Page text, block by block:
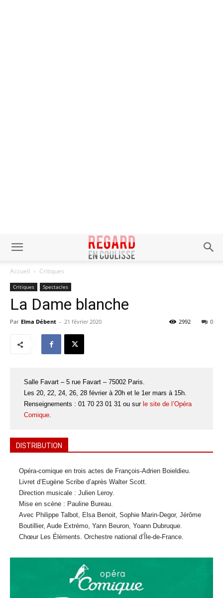
Accueil Critiques
Critiques Spectacles
La Dame blanche
Par Elma Débent - 21 février 2020 0
2992
Salle Favart – 5 rue Favart – 75002 Paris.
Les 20, 22, 24, 26, 28 février à 20h et le 1er mars à 15h.
Renseignements : 01 70 23 01 31 ou sur le site de l’Opéra
Comique.
DISTRIBUTION
Opéra-comique en trois actes de François-Adrien Boieldieu.
Livret d’Eugène Scribe d’après Walter Scott.
Direction musicale : Julien Leroy.
Mise en scène : Pauline Bureau.
Avec Philippe Talbot, Elsa Benoit, Sophie Marin-Degor, Jérôme
Boutillier, Aude Extrémo, Yann Beuron, Yoann Dubruque.
Chœur Les Éléments. Orchestre national d’Île-de-France.